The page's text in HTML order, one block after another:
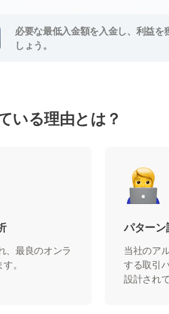
必要な最低入金額を入金し、利益を
しょう。
いる理由とは？
、最良のオンラ
。
パターン
当社のア
する取引
設計され